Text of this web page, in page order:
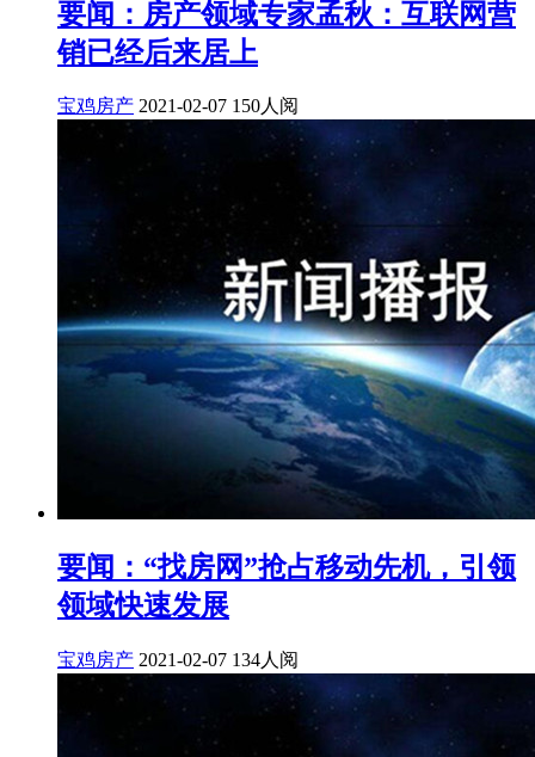
要闻：房产领域专家孟秋：互联网营
销已经后来居上
宝鸡房产 2021-02-07 150人阅
要闻：“找房网”抢占移动先机，引领
领域快速发展
宝鸡房产 2021-02-07 134人阅